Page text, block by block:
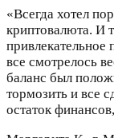
«Всегда хотел
криптовалюта. И
все смотрелось
баланс был
тормозить и все
остаток